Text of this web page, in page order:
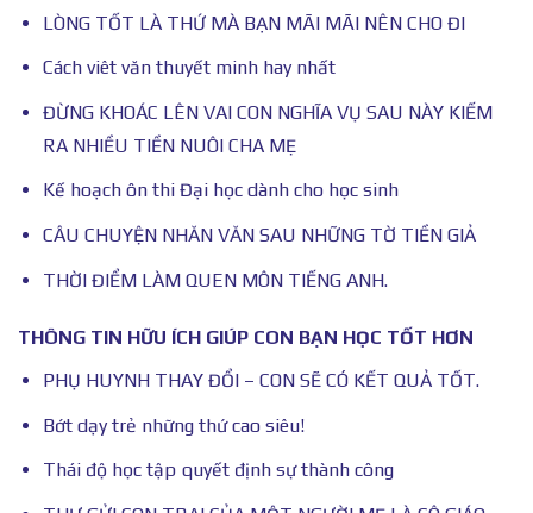
LÒNG TỐT LÀ THỨ MÀ BẠN MÃI MÃI NÊN CHO ĐI
Cách viêt văn thuyết minh hay nhất
ĐỪNG KHOÁC LÊN VAI CON NGHĨA VỤ SAU NÀY KIẾM
RA NHIỀU TIỀN NUÔI CHA MẸ
Kế hoạch ôn thi Đại học dành cho học sinh
CÂU CHUYỆN NHĂN VĂN SAU NHỮNG TỜ TIỀN GIẢ
THỜI ĐIỂM LÀM QUEN MÔN TIẾNG ANH.
THÔNG TIN HỮU ÍCH GIÚP CON BẠN HỌC TỐT HƠN
PHỤ HUYNH THAY ĐỔI – CON SẼ CÓ KẾT QUẢ TỐT.
Bớt dạy trẻ những thứ cao siêu!
Thái độ học tập quyết định sự thành công